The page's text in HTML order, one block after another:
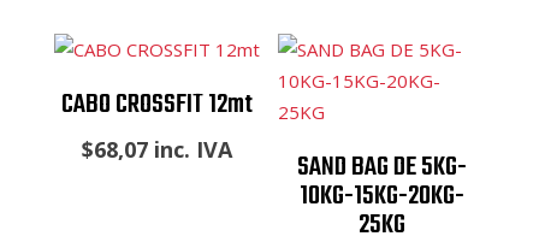
CABO CROSSFIT 12mt
$68,07 inc. IVA SAND BAG DE 5KG-
10KG-15KG-20KG-
25KG